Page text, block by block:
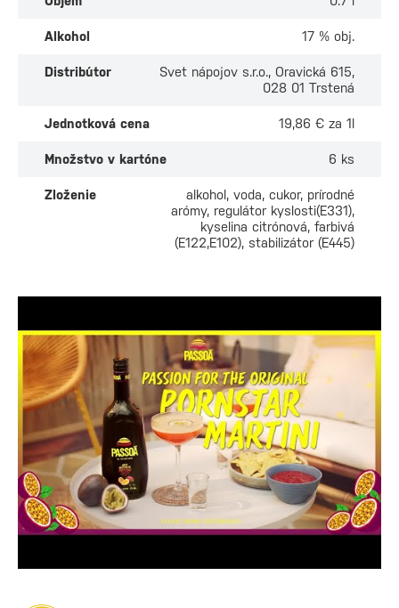
Alkohol 17 % obj.
Distribútor
Svet nápojov s.r.o., Oravická 615,
028 01 Trstená
Jednotková cena 19,86 € za 1l
Množstvo v kartóne 6 ks
Zloženie
alkohol, voda, cukor, prírodné
arómy, regulátor kyslosti(E331),
kyselina citrónová, farbivá
(E122,E102), stabilizátor (E445)